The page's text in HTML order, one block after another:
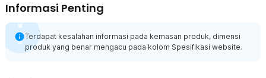
Informasi Penting
Terdapat kesalahan informasi pada kemasan produk, dimensi
produk yang benar mengacu pada kolom Spesifikasi website.